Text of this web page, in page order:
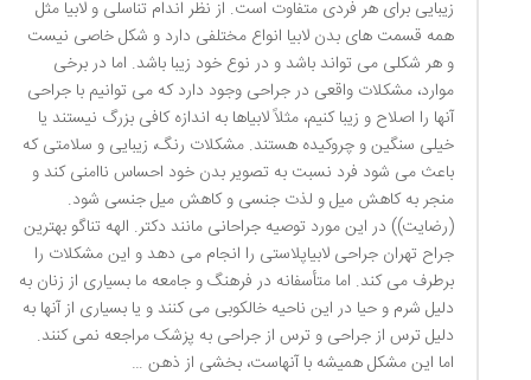
زیبایی برای هر فردی متفاوت است. از نظر اندام تناسلی و لابیا مثل
همه قسمت های بدن لابیا انواع مختلفی دارد و شکل خاصی نیست
و هر شکلی می تواند باشد و در نوع خود زیبا باشد. اما در برخی
موارد، مشکلات واقعی در جراحی وجود دارد که می توانیم با جراحی
آنها را اصلاح و زیبا کنیم، مثلاً لابیاها به اندازه کافی بزرگ نیستند یا
خیلی سنگین و چروکیده هستند. مشکلات رنگ، زیبایی و سلامتی که
باعث می شود فرد نسبت به تصویر بدن خود احساس ناامنی کند و
منجر به کاهش میل و لذت جنسی و کاهش میل جنسی شود.
(رضایت)) در این مورد توصیه جراحانی مانند دکتر. الهه تناگو بهترین
جراح تهران جراحی لابیاپلاستی را انجام می دهد و این مشکلات را
برطرف می کند. اما متأسفانه در فرهنگ و جامعه ما بسیاری از زنان به
دلیل شرم و حیا در این ناحیه خالکوبی می کنند و یا بسیاری از آنها به
دلیل ترس از جراحی و ترس از جراحی به پزشک مراجعه نمی کنند.
اما این مشکل همیشه با آنهاست، بخشی از ذهن …